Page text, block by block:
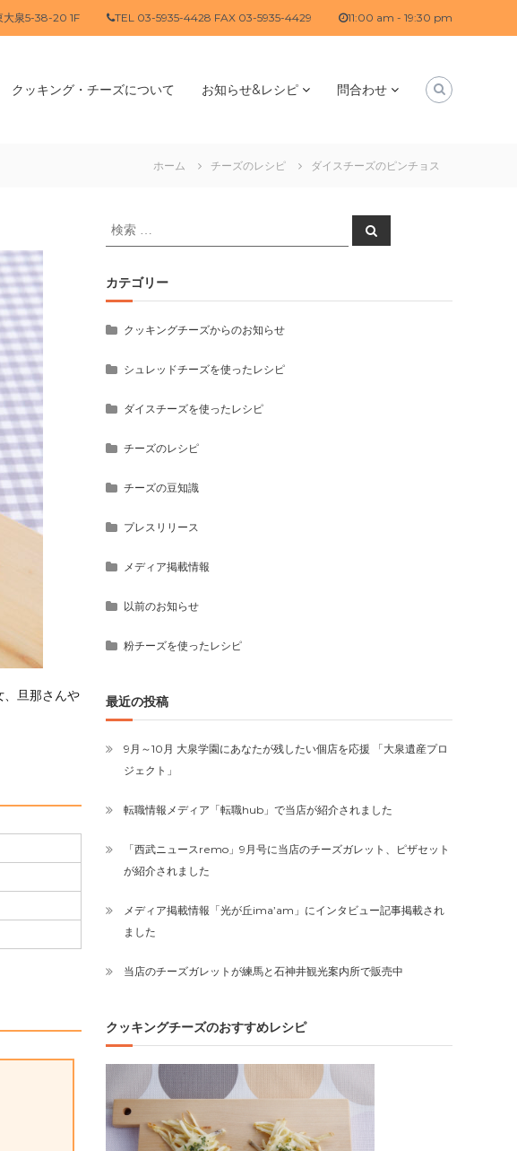
大泉5-38-20 1F TEL 03-5935-4428 FAX 03-5935-4429 11:00 am - 19:30 pm
クッキング・チーズについて お知らせ&レシピ 問合わせ
ホーム チーズのレシピ ダイスチーズのピンチョス
、旦那さんや
検
索
象:
検
索
カテゴリー
クッキングチーズからのお知らせ
シュレッドチーズを使ったレシピ
ダイスチーズを使ったレシピ
チーズのレシピ
チーズの豆知識
プレスリリース
メディア掲載情報
以前のお知らせ
粉チーズを使ったレシピ
最近の投稿
9月～10月 大泉学園にあなたが残したい個店を応援 「大泉遺産プロ
ジェクト」
転職情報メディア「転職hub」で当店が紹介されました
「西武ニュースremo」9月号に当店のチーズガレット、ピザセット
が紹介されました
メディア掲載情報「光が丘ima’am」にインタビュー記事掲載され
ました
当店のチーズガレットが練馬と石神井観光案内所で販売中
クッキングチーズのおすすめレシピ